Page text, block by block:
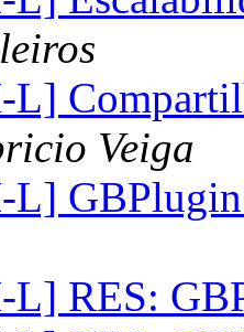
Veiga
L]
L] RES: